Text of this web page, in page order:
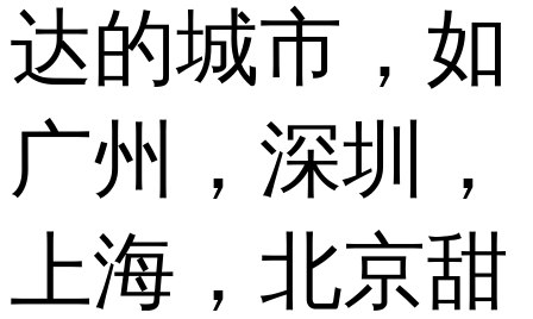
达的城市，如
广州，深圳，
上海，北京甜